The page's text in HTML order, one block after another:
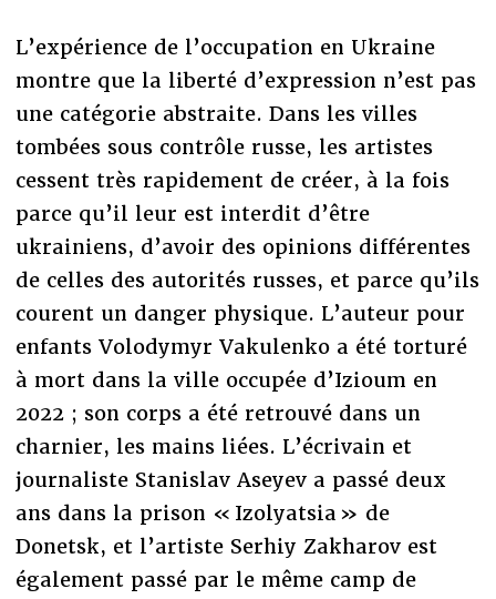
L’expérience de l’occupation en Ukraine
montre que la liberté d’expression n’est pas
une catégorie abstraite. Dans les villes
tombées sous contrôle russe, les artistes
cessent très rapidement de créer, à la fois
parce qu’il leur est interdit d’être
ukrainiens, d’avoir des opinions différentes
de celles des autorités russes, et parce qu’ils
courent un danger physique. L’auteur pour
enfants Volodymyr Vakulenko a été torturé
à mort dans la ville occupée d’Izioum en
2022 ; son corps a été retrouvé dans un
charnier, les mains liées. L’écrivain et
journaliste Stanislav Aseyev a passé deux
ans dans la prison « Izolyatsia » de
Donetsk, et l’artiste Serhiy Zakharov est
également passé par le même camp de